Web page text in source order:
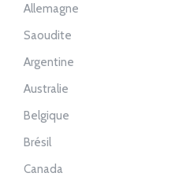
Allemagne
Saoudite
Argentine
Australie
Belgique
Brésil
Canada